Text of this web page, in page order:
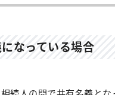
なっている場合